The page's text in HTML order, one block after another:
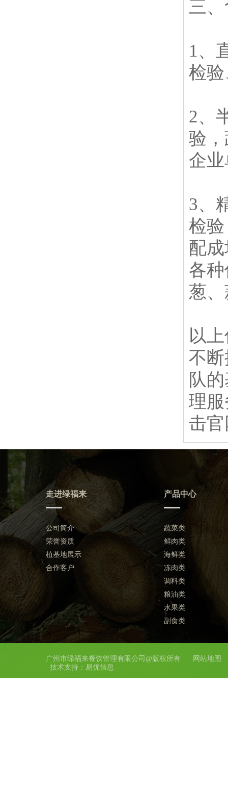
三
1、
检
2、
验
企
3、
检
配
各
葱
以
不
队
理
击
走进绿福来
公司简介
荣誉资质
植基地展示
合作客户
产品中心
蔬菜类
鲜肉类
海鲜类
冻肉类
调料类
粮油类
水果类
副食类
广州市绿福来餐饮管理有限公司@版权所有
网站地图
技术支持： 易优信息